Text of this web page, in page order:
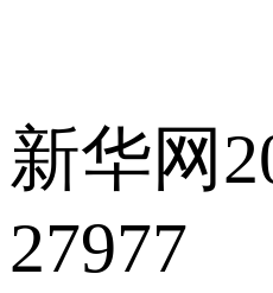
新华网
27977